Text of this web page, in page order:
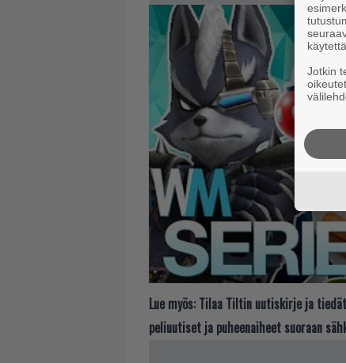
Lue myös: Tilaa Tiltin uutiskirje ja
peliuutiset ja puheenaiheet suoraan
Jotkin